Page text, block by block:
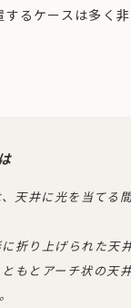
するケースは多く
天井に光を当てる
折り上げられた天井
もとアーチ状の天